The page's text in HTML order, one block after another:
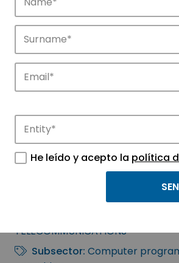
Companies
Discover the companies
innovation in APTE’s parks.
ESTUDIO ALFA
TELECOMMUNICATIONS
Subsector: Computer
He leído y acepto la política